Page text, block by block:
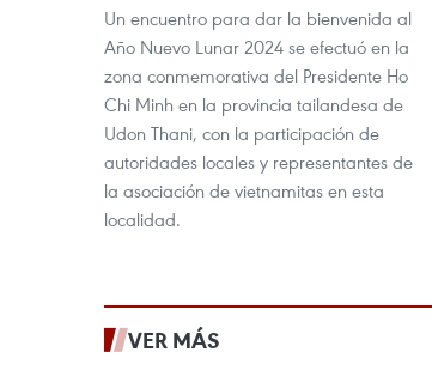
Un encuentro para dar la bienvenida al
Año Nuevo Lunar 2024 se efectuó en la
zona conmemorativa del Presidente Ho
Chi Minh en la provincia tailandesa de
Udon Thani, con la participación de
autoridades locales y representantes de
la asociación de vietnamitas en esta
localidad.
VER MÁS